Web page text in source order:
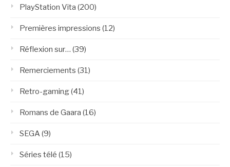
PlayStation Vita (200)
Premières impressions (12)
Réflexion sur… (39)
Remerciements (31)
Retro-gaming(41)
Romans de Gaara (16)
SEGA(9)
Séries télé (15)